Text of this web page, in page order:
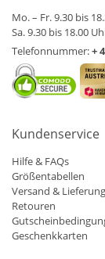
Mo. – Fr. 9.30 bis
Sa. 9.30 bis 18.00
Telefonnummer:+
Kundenservice
Hilfe & FAQs
Größentabellen
Versand & Lieferung
Retouren
Geschenkkarten